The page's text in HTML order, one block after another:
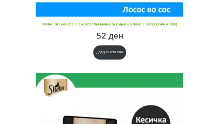
Sheba Влажна храна за Возрасни мачки со Парчиња Лосос во сос [Кесичка 85гр]
52 ден
Додај во кошница